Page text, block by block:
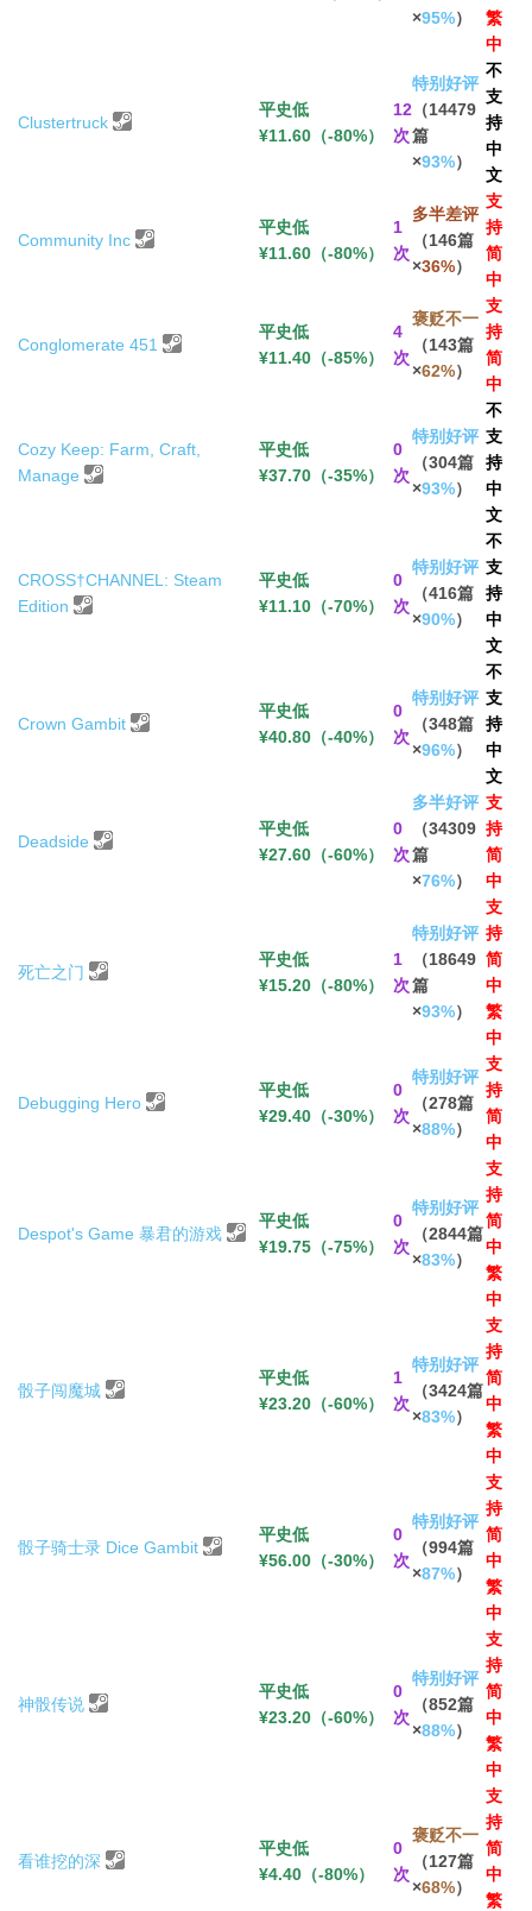
×95%）
繁
中
Clustertruck
平史低
¥11.60（-80%）
12
次
特别好评
（14479
篇
×93%）
不
支
持
中
文
Community Inc
平史低
¥11.60（-80%）
1
次
多半差评
（146篇
×36%）
支
持
简
中
Conglomerate 451
平史低
¥11.40（-85%）
4
次
褒贬不一
（143篇
×62%）
支
持
简
中
Cozy Keep: Farm, Craft,
Manage
平史低
¥37.70（-35%）
0
次
特别好评
（304篇
×93%）
不
支
持
中
文
CROSS†CHANNEL: Steam
Edition
平史低
¥11.10（-70%）
0
次
特别好评
（416篇
×90%）
不
支
持
中
文
Crown Gambit
平史低
¥40.80（-40%）
0
次
特别好评
（348篇
×96%）
不
支
持
中
文
Deadside
平史低
¥27.60（-60%）
0
次
多半好评
（34309
篇
×76%）
支
持
简
中
死亡之门
平史低
¥15.20（-80%）
1
次
特别好评
（18649
篇
×93%）
支
持
简
中
繁
中
Debugging Hero
平史低
¥29.40（-30%）
0
次
特别好评
（278篇
×88%）
支
持
简
中
Despot's Game 暴君的游戏
平史低
¥19.75（-75%）
0
次
特别好评
（2844篇
×83%）
支
持
简
中
繁
中
骰子闯魔城
平史低
¥23.20（-60%）
1
次
特别好评
（3424篇
×83%）
支
持
简
中
繁
中
骰子骑士录 Dice Gambit
平史低
¥56.00（-30%）
0
次
特别好评
（994篇
×87%）
支
持
简
中
繁
中
神骰传说
平史低
¥23.20（-60%）
0
次
特别好评
（852篇
×88%）
支
持
简
中
繁
中
看谁挖的深
平史低
¥4.40（-80%）
0
次
褒贬不一
（127篇
×68%）
支
持
简
中
繁